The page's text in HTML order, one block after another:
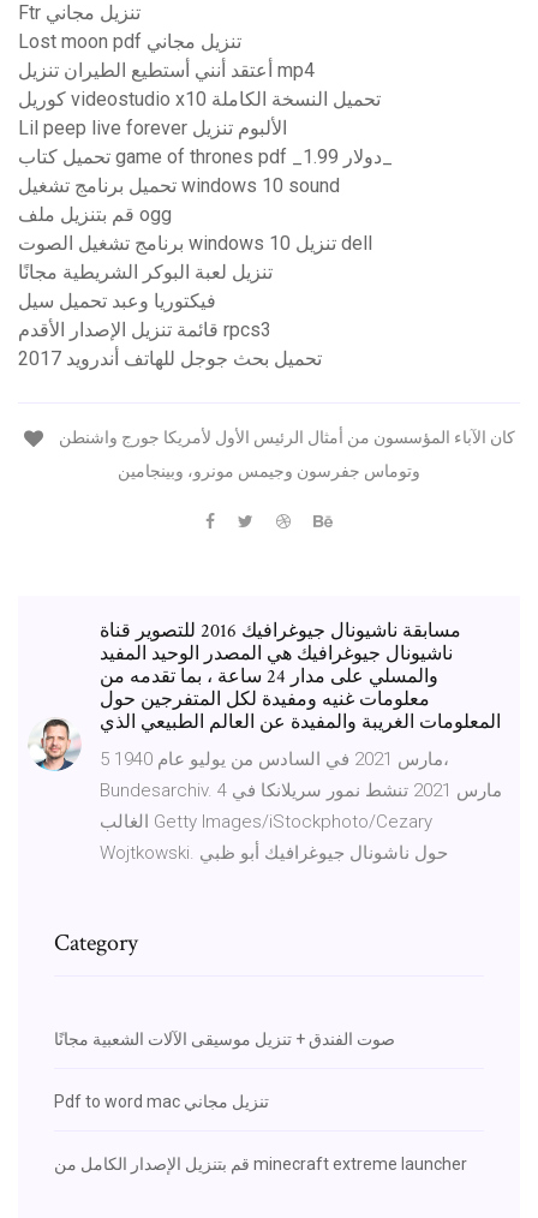
Ftr تنزيل مجاني
Lost moon pdf تنزيل مجاني
أعتقد أنني أستطيع الطيران تنزيل mp4
كوريل videostudio x10 تحميل النسخة الكاملة
Lil peep live forever الألبوم تنزيل
تحميل برنامج تشغيل windows 10 sound
قم بتنزيل ملف ogg
برنامج تشغيل الصوت windows 10 تنزيل dell
تنزيل لعبة البوكر الشريطية مجانًا
فيكتوريا وعبد تحميل سيل
قائمة تنزيل الإصدار الأقدم rpcs3
تحميل بحث جوجل للهاتف أندرويد 2017
وتوماس جفرسون وجيمس مونرو، وبينجامين
مسابقة ناشيونال جيوغرافيك 2016 للتصوير قناة
ناشيونال جيوغرافيك هي المصدر الوحيد المفيد
والمسلي على مدار 24 ساعة ، بما تقدمه من
معلومات غنيه ومفيدة لكل المتفرجين حول
المعلومات الغريبة والمفيدة عن العالم الطبيعي الذي
5 مارس 2021 في السادس من يوليو عام 1940،
Bundesarchiv. 4 مارس 2021 تنشط نمور سريلانكا في
الغالب Getty Images/iStockphoto/Cezary
Wojtkowski. حول ناشونال جيوغرافيك أبو ظبي
Category
صوت الفندق + تنزيل موسيقى الآلات الشعبية مجانًا
Pdf to word mac تنزيل مجاني
قم بتنزيل الإصدار الكامل من minecraft extreme launcher